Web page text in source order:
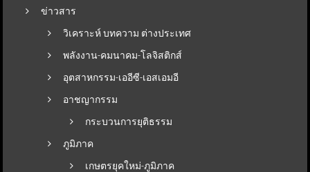
ข่าวสาร
วิเคราะห์ บทความ ต่างประเทศ
พลังงาน-คมนาคม-โลจิสติกส์
อุตสาหกรรม-เออีซี-เอสเอมอี
อาชญากรรม
กระบวนการยุติธรรม
ภูมิภาค
เกษตรยุคใหม่-ภูมิภาค